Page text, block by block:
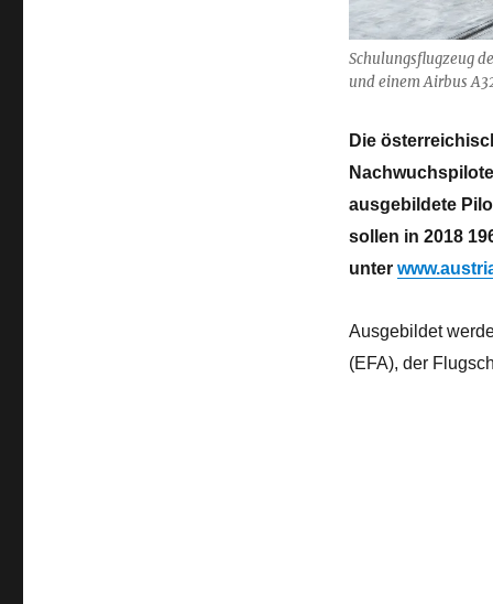
Schulungsflugzeug
und einem Airbus
Die
ausgebildete
sollen in 2018
unter
Ausgebildet
(EFA), der